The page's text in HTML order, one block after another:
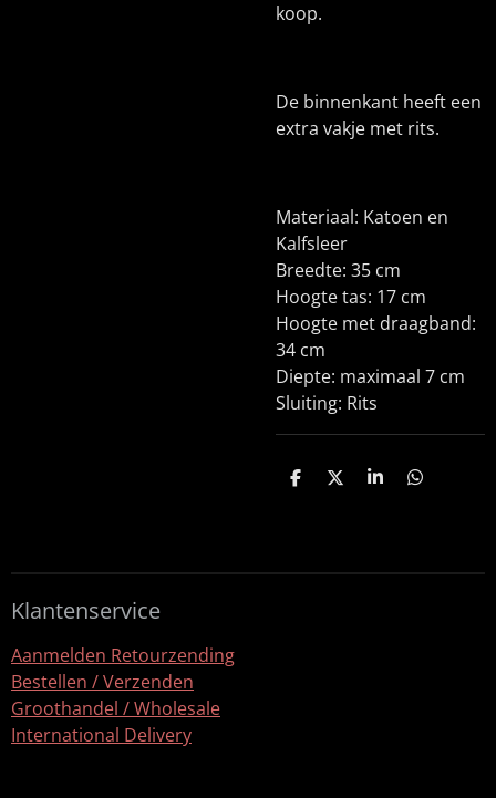
koop.
De binnenkant heeft een
extra vakje met rits.
Materiaal: Katoen en
Kalfsleer
Breedte: 35 cm
Hoogte tas: 17 cm
Hoogte met draagband:
34 cm
Diepte: maximaal 7 cm
Sluiting: Rits
D
D
S
D
Klantenservice
Aanmelden Retourzending
Bestellen / Verzenden
Groothandel / Wholesale
International Delivery